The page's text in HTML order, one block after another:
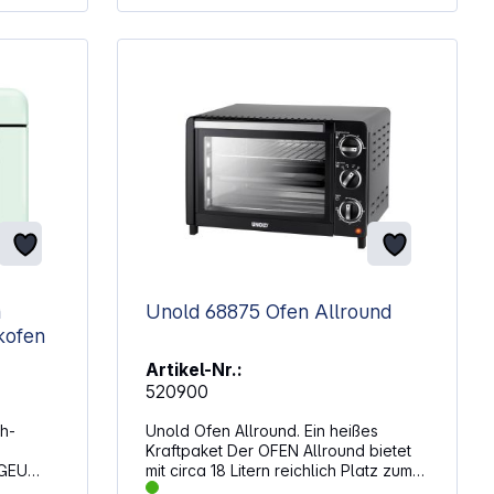
kombiniert nutzbar Temperatur
Unold 68875 Ofen Allround
Artikel-Nr.:
520900
Unold Ofen Allround. Ein heißes
Kraftpaket Der OFEN Allround bietet
mit circa 18 Litern reichlich Platz zum